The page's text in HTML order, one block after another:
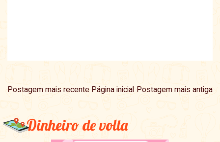
Postagem mais recente Postagem mais antiga
Página inicial
Dinheiro de volta